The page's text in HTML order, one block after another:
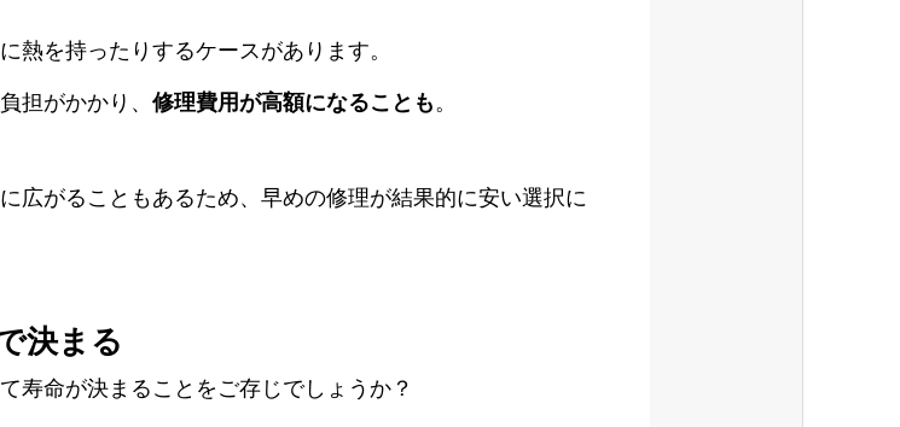
熱を持ったりするケースがあります。
担がかかり、 修理費用が高額になることも。
広がることもあるため、早めの修理が結果的に安い選択に
決まる
寿命が決まることをご存じでしょうか？